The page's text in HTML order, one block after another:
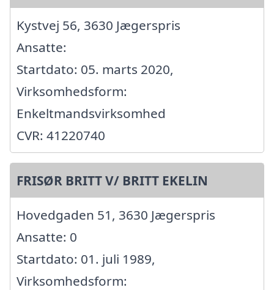
Kystvej 56, 3630 Jægerspris
Ansatte:
Startdato: 05. marts 2020,
Virksomhedsform:
Enkeltmandsvirksomhed
CVR: 41220740
FRISØR BRITT V/ BRITT EKELIN
Hovedgaden 51, 3630 Jægerspris
Ansatte: 0
Startdato: 01. juli 1989,
Virksomhedsform: